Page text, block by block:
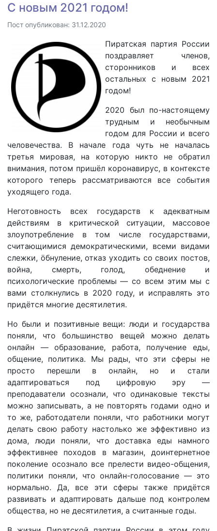
С новым 2021 годом!
Пост опубликован: 31.12.2020
Пиратская партия России
поздравляет членов,
сторонников и всех
остальных с новым 2021
годом!
2020 был по-настоящему
трудным и необычным
годом для России и всего
человечества. В начале года чуть не началась
третья мировая, на которую никто не обратил
внимания, потом пришёл коронавирус, в контексте
которого теперь рассматриваются все события
уходящего года.
Неготовность всех государств к адекватным
действиям в критической ситуации, массовое
злоупотребление в том числе государствами,
считающимися демократическими, всеми видами
слежки, öбнуление, отказ уходить со своих постов,
война, смерть, голод, обеднение и
психологические проблемы — со всем этим мы с
вами столкнулись в 2020 году, и исправлять это
придётся многие десятилетия.
Но были и позитивные вещи: люди и государства
поняли, что большинство вещей можно делать
онлайн — образование, работа, получение еды,
общение, политика. Мы рады, что эти сферы не
просто перешли в онлайн, но и стали
адаптироваться под цифровую эру —
преподаватели осознали, что одинаковые тексты
можно записывать, а не повторять годами одно и
то же, работодатели поняли, что работники могут
делать свою работу настолько же эффективно из
дома, люди поняли, что доставка еды намного
эффективнее походов в магазин, доинтернетное
поколение осознало все прелести видео-общения,
политики поняли, что онлайн-голосование — это
нормально. Да, все эти сферы также придётся
развивать и адаптировать дальше под контролем
общества, но не десятилетия, а считанные годы.